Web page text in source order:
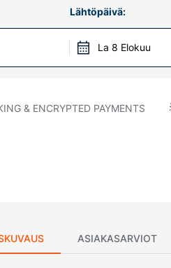
Lähtöpäivä:
La 8 Elokuu
& ENCRYPTED PAYMENTS
ASIAKASARVIOT